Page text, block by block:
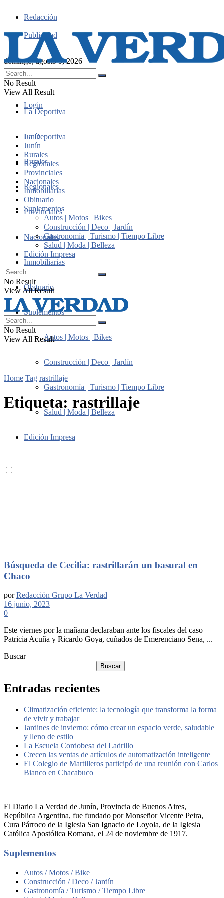
Redacción
Publicidad
domingo, agosto 9, 2026
Login
No Result
View All Result
La Deportiva
Junín
Rurales
Regionales
Provinciales
Nacionales
Inmobiliarias
Obituario
Suplementos
Autos | Motos | Bikes
Construcción | Deco | Jardín
Gastronomía | Turismo | Tiempo Libre
Salud | Moda | Belleza
Edición Impresa
La Deportiva
Junín
Rurales
Regionales
Provinciales
Nacionales
Inmobiliarias
Obituario
Suplementos
Autos | Motos | Bikes
Construcción | Deco | Jardín
Gastronomía | Turismo | Tiempo Libre
Salud | Moda | Belleza
Edición Impresa
No Result
View All Result
No Result
View All Result
Home Tag rastrillaje
Etiqueta: rastrillaje
Búsqueda de Cecilia: rastrillarán un basural en
Chaco
por Redacción Grupo La Verdad
16 junio, 2023
0
Este viernes por la mañana declaraban ante los fiscales del caso
Patricia Acuña y Ricardo Goya, cuñados de Emerenciano Sena, ...
Buscar
Buscar
Entradas recientes
Climatización eficiente: la tecnología que transforma la forma
de vivir y trabajar
Jardines de invierno: cómo crear un espacio verde, saludable
y lleno de estilo
La Escuela Cordobesa del Ladrillo
Crecen las ventas de artículos de automatización inteligente
El Colegio de Martilleros participó de una reunión con Carlos
Bianco en Chacabuco
El Diario La Verdad de Junín, Provincia de Buenos Aires,
República Argentina, fue fundado por Monseñor Vicente Peira,
Cura Párroco de la Iglesia San Ignacio de Loyola, de la Iglesia
Católica Apostólica Romana, el 24 de noviembre de 1917.
Suplementos
Autos / Motos / Bike
Construcción / Deco / Jardín
Gastronomía / Turismo / Tiempo Libre